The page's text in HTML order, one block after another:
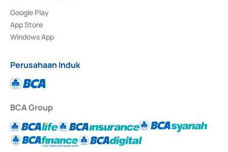
Google Play
App Store
Windows App
Perusahaan Induk
BCA Group